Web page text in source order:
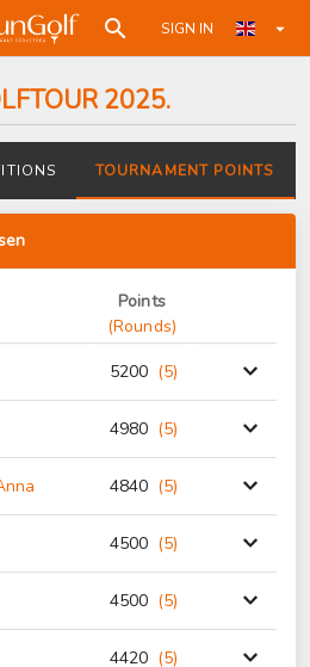
SIGN IN
2025.
TOURNAMENT POINTS
Points
(Rounds)
5200 (5)
4980 (5)
4840 (5)
4500 (5)
4500 (5)
4420 (5)